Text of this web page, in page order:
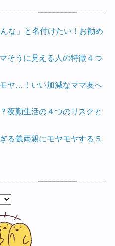
な」と名付けたい！お勧め
そうに見える人の特徴４つ
ヤ…！いい加減なママ友へ
夜勤生活の４つのリスクと
る義両親にモヤモヤする５